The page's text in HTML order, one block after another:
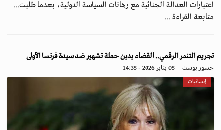
اعتبارات العدالة الجنائية مع رهانات السياسة الدولية، بعدما طلبت...
متابعة القراءة ...
تجريم التنمر الرقمي.. القضاء يدين حملة تشهير ضد سيدة فرنسا الأولى
جسور بوست 05 يناير 2026 - 14:35
إنسانيات